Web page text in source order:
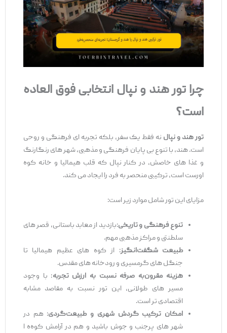
چرا تور هند و نپال انتخابی فوق‌العاده
است؟
تور هند و نپالنه فقط یک سفر، بلکه تجربه ‌ای فرهنگی و روحی
است. هند، با تنوع بی ‌پایان فرهنگی و مذهبی، شهر های رنگارنگ
و غذا های خاصش، در کنار نپال که قلب هیمالیا و خانه کوه
اورست است، ترکیبی منحصر به ‌فرد را ایجاد می ‌کند.
مزایای این تور شامل موارد زیر است:
تنوع فرهنگی و تاریخی:بازدید از معابد باستانی، قصر های
سلطنتی و مراکز مذهبی مهم.
طبیعت شگفت‌انگیز: از کوه‌ های عظیم هیمالیا تا
جنگل ‌های گرمسیری و رودخانه ‌های مقدس.
هزینه مقرون‌به ‌صرفه نسبت به ارزش تجربه: با وجود
مسیر های طولانی، این تور نسبت به مقاصد مشابه
اقتصادی ‌تر است.
امکان ترکیب گردش شهری و طبیعت‌گردی: هم در
شهر های پرجنب ‌و جوش باشید و هم در آرامش کوه‌ه ا